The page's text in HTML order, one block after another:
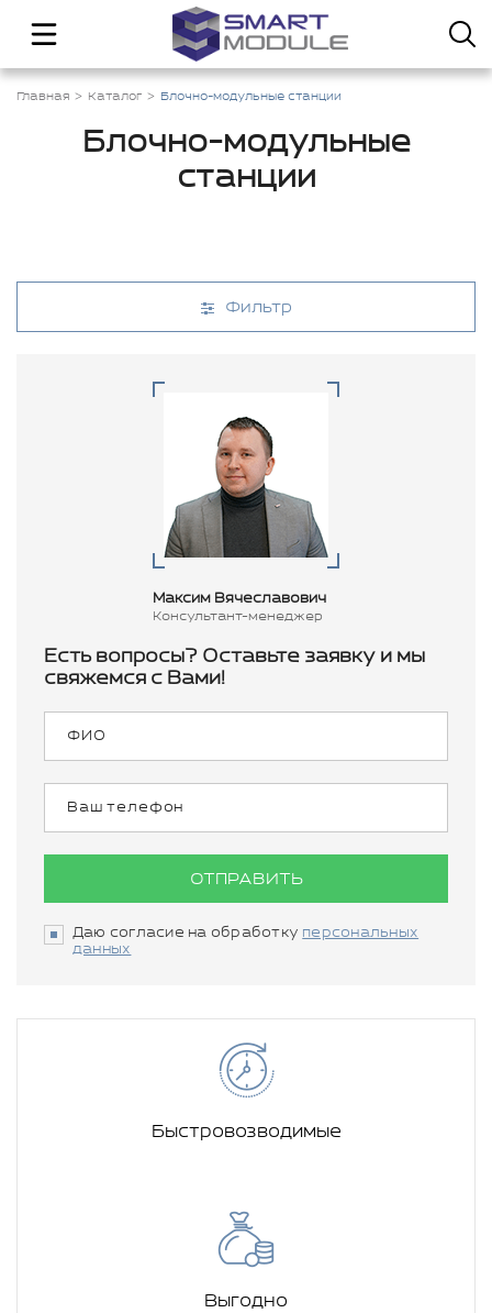
Главная Каталог Блочно-модульные станции
Блочно-модульные
станции
Фильтр
Максим Вячеславович
Консультант-менеджер
Есть вопросы? Оставьте заявку и мы
свяжемся с Вами!
ОТПРАВИТЬ
Даю согласие на обработку персональных
данных
Быстровозводимые
Выгодно